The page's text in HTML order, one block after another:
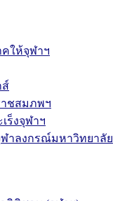
คให้จุฬาฯ
ส์
ชสมภพฯ
ร็งจุฬาฯ
ฬาลงกรณ์มหาวิทยาลัย